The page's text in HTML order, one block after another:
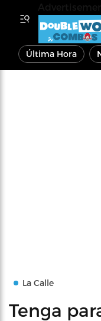
Última Hora
La Calle
Tenga